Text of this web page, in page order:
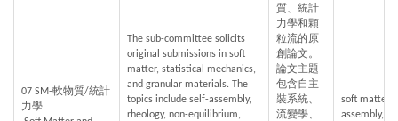
07 SM-軟物質/統計
力學
The sub-committee solicits
original submissions in soft
matter, statistical mechanics,
and granular materials. The
topics include self-assembly,
rheology, non-equilibrium,
質、統計
力學和顆
粒流的原
創論文。
論文主題
包含自主
裝系統、
流變學、
soft matter,
assembly,